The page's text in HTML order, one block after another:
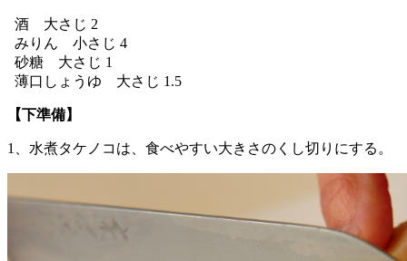
酒 大さじ 2
みりん 小さじ 4
砂糖 大さじ 1
薄口しょうゆ 大さじ 1.5
【下準備】
1、水煮タケノコは、食べやすい大きさのくし切りにする。